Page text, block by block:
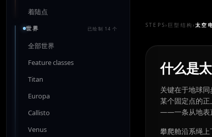
着陆点
世界 已绘制 14 个
全部世界
Feature classes
Titan
Europa
Callisto
Venus
STEPS › 巨型结构 ›太空
什么是
关键在于地球
某个固定点的
——一条从地表
攀爬舱沿系绳